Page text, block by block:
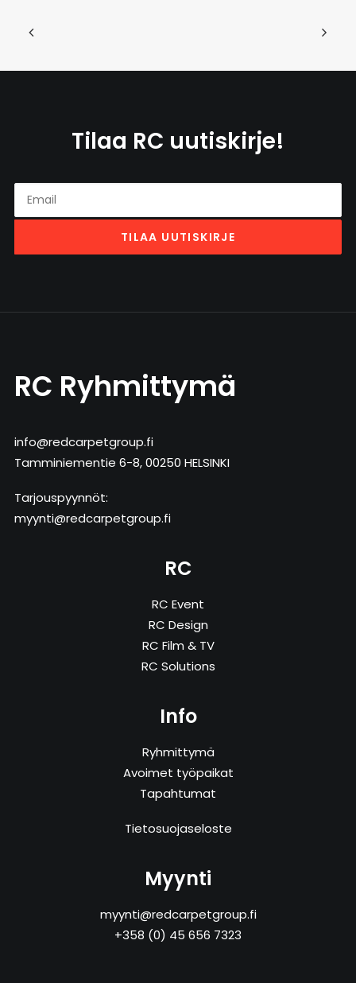
Tilaa RC uutiskirje!
RC Ryhmittymä
info@redcarpetgroup.fi
Tamminiementie 6-8, 00250 HELSINKI
Tarjouspyynnöt:
myynti@redcarpetgroup.fi
RC
RC Event
RC Design
RC Film & TV
RC Solutions
Info
Ryhmittymä
Avoimet työpaikat
Tapahtumat
Tietosuojaseloste
Myynti
myynti@redcarpetgroup.fi
+358 (0) 45 656 7323